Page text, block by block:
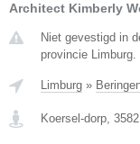
Architect Kimberly
Niet gevestigd in
provincie Limburg.
Limburg »
Koersel-dorp, 3582